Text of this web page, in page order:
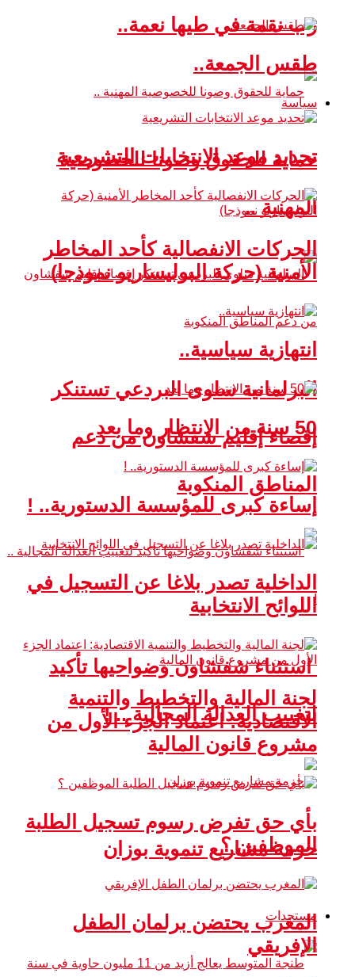
رب نقمة في طيها نعمة..
حماية للحقوق وصونا للخصوصية
المهنية ..
البرلمانية سلوى البردعي تستنكر
إقصاء إقليم شفشاون من دعم
المناطق المنكوبة
استثناء شفشاون وضواحيها تأكيد
لتغييب العدالة المجالية .. !
حزمة مشاريع تنموية بوزان
مستجدات
طقس الجمعة..
سياسة
تحديد موعد الانتخابات التشريعية
الحركات الانفصالية كأحد المخاطر
الأمنية (حركة البوليساريو نموذجا)
انتهازية سياسية..
50 سنة من الانتظار وما بعد
إساءة كبرى للمؤسسة الدستورية.. !
الداخلية تصدر بلاغا عن التسجيل في
اللوائح الانتخابية
لجنة المالية والتخطيط والتنمية
الاقتصادية: اعتماد الجزء الأول من
مشروع قانون المالية
بأي حق تفرض رسوم تسجيل الطلبة
الموظفين ؟
المغرب يحتضن برلمان الطفل
الإفريقي